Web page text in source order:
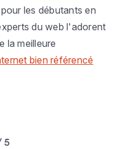
les débutants en
du web l'adorent
la meilleure
bien référencé